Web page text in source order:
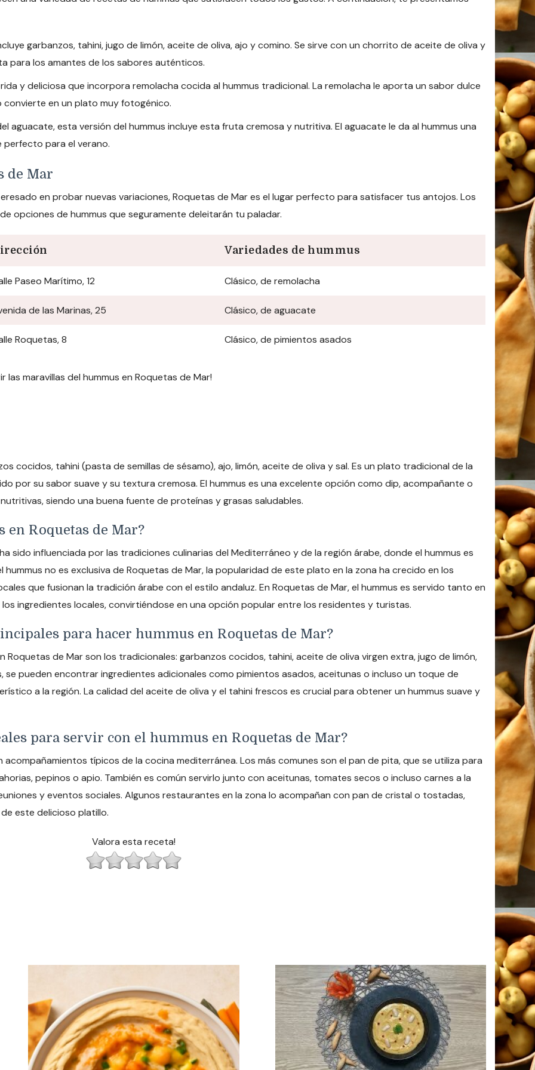
garbanzos, tahini, jugo de limón, aceite de oliva, ajo y comino. Se sirve con un chorrito de aceite de oliva y
para los amantes de los sabores auténticos.
y deliciosa que incorpora remolacha cocida al hummus tradicional. La remolacha le aporta un sabor dulce
en un plato muy fotogénico.
aguacate, esta versión del hummus incluye esta fruta cremosa y nutritiva. El aguacate le da al hummus una
para el verano.
de Mar
en probar nuevas variaciones, Roquetas de Mar es el lugar perfecto para satisfacer tus antojos. Los
opciones de hummus que seguramente deleitarán tu paladar.
Variedades de hummus
Paseo Marítimo, 12 Clásico, de remolacha
de las Marinas, 25 Clásico, de aguacate
Roquetas, 8 Clásico, de pimientos asados
maravillas del hummus en Roquetas de Mar!
cocidos, tahini (pasta de semillas de sésamo), ajo, limón, aceite de oliva y sal. Es un plato tradicional de la
por su sabor suave y su textura cremosa. El hummus es una excelente opción como dip, acompañante o
siendo una buena fuente de proteínas y grasas saludables.
en Roquetas de Mar?
sido influenciada por las tradiciones culinarias del Mediterráneo y de la región árabe, donde el hummus es
no es exclusiva de Roquetas de Mar, la popularidad de este plato en la zona ha crecido en los
que fusionan la tradición árabe con el estilo andaluz. En Roquetas de Mar, el hummus es servido tanto en
ingredientes locales, convirtiéndose en una opción popular entre los residentes y turistas.
para hacer hummus en Roquetas de Mar?
Roquetas de Mar son los tradicionales: garbanzos cocidos, tahini, aceite de oliva virgen extra, jugo de limón,
se pueden encontrar ingredientes adicionales como pimientos asados, aceitunas o incluso un toque de
a la región. La calidad del aceite de oliva y el tahini frescos es crucial para obtener un hummus suave y
para servir con el hummus en Roquetas de Mar?
acompañamientos típicos de la cocina mediterránea. Los más comunes son el pan de pita, que se utiliza para
pepinos o apio. También es común servirlo junto con aceitunas, tomates secos o incluso carnes a la
y eventos sociales. Algunos restaurantes en la zona lo acompañan con pan de cristal o tostadas,
este delicioso platillo.
Valora esta receta!